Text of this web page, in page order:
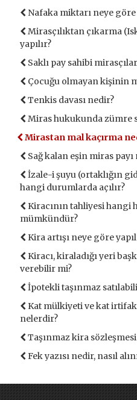
Nafaka miktarı neye
Mirasçılıktan çıkarma
yapılır?
Saklı pay sahibi
Çocuğu olmayan kişinin
Tenkis davası nedir?
Miras hukukunda zümre
Mirastan mal kaçırma
Sağ kalan eşin miras
İzale-i şuyu (ortaklığın
hangi durumlarda açılır?
Kiracının tahliyesi hangi
mümkündür?
Kira artışı neye göre
Kiracı, kiraladığı yeri
verebilir mi?
İpotekli taşınmaz
Kat mülkiyeti ve kat
nelerdir?
Taşınmaz kira
Fek yazısı nedir, nasıl